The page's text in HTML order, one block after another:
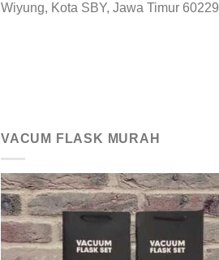
Wiyung, Kota SBY, Jawa Timur 60229
VACUM FLASK MURAH